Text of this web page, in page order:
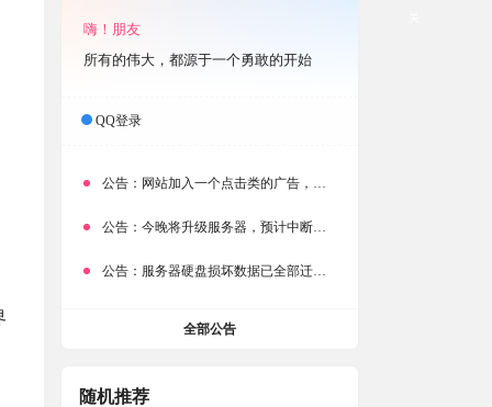
嗨！朋友
所有的伟大，都源于一个勇敢的开始
QQ登录
公告： 网站加入一个点击类的广告，大家点击下载按钮需要注意
公告： 今晚将升级服务器，预计中断时常为1分钟
公告： 服务器硬盘损坏数据已全部迁移备份，网站恢复完成！
全部公告
随机推荐